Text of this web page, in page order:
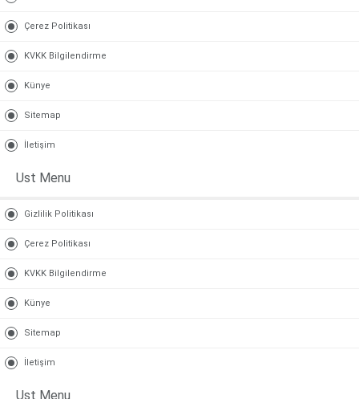
Çerez Politikası
KVKK Bilgilendirme
Künye
Sitemap
İletişim
Ust Menu
Gizlilik Politikası
Çerez Politikası
KVKK Bilgilendirme
Künye
Sitemap
İletişim
Ust Menu